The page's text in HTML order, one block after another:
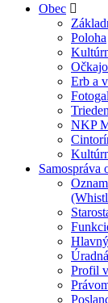
Obec
Poloha
Erb a
NKP
Samospráva
Profil